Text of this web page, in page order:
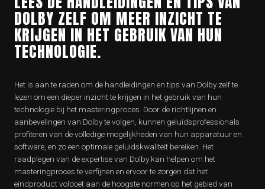
DOLBY ZELF OM MEER INZICHT TE
KRIJGEN IN HET GEBRUIK VAN HUN
TECHNOLOGIE.
Het is aan te raden om de handleidingen en tips van Dolby zelf te
lezen om een dieper inzicht te krijgen in het gebruik van hun
technologie bij het masteringproces. Door de richtlijnen en
aanbevelingen van Dolby te volgen, kunnen geluidsprofessionals
profiteren van de volledige mogelijkheden van hun apparatuur en
software, en zo een optimale geluidskwaliteit bereiken. Het
raadplegen van de expertise van Dolby kan helpen om het
masteringproces te verfijnen en ervoor te zorgen dat het
eindproduct voldoet aan de hoogste normen op het gebied van